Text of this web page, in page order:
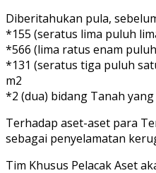
Diberitahukan pula,
*155 (seratus lima puluh
*566 (lima ratus enam
*131 (seratus tiga puluh
m2
*2 (dua) bidang Tanah
Terhadap aset-aset para
sebagai penyelamatan
Tim Khusus Pelacak Aset